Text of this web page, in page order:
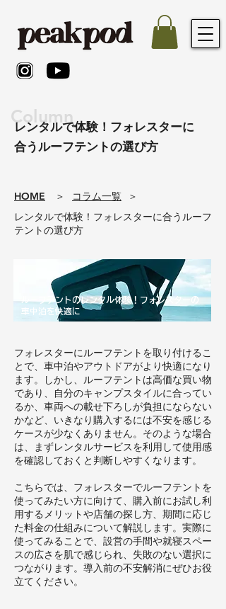
Column
レンタルで体験！フォレスターに
合うルーフテントの選び方
​HOME ​＞ コラム一覧
​＞
レンタルで体験！フォレスターに合うルーフ
テントの選び方
ルーフテントのレンタル体験！フォレスターの
車中泊を快適に
フォレスターにルーフテントを取り付けるこ
とで、車中泊やアウトドアがより快適になり
ます。しかし、ルーフテントは高価な買い物
であり、自分のキャンプスタイルに合ってい
るか、車両への載せ下ろしが負担にならない
かなど、いきなり購入するには不安を感じる
ケースが少なくありません。そのような場合
は、まずレンタルサービスを利用して使用感
を確認しておくと判断しやすくなります。
こちらでは、フォレスターでルーフテントを
使ってみたい方に向けて、購入前にお試し利
用するメリットや店舗の探し方、期間に応じ
た料金の仕組みについて解説します。実際に
使ってみることで、設営の手間や就寝スペー
スの広さを肌で感じられ、失敗のない選択に
つながります。導入前の不安解消にぜひお役
立てください。